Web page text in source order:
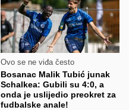
Ovo se ne viđa često
Bosanac Malik Tubić junak
Schalkea: Gubili su 4:0, a
onda je uslijedio preokret za
fudbalske anale!